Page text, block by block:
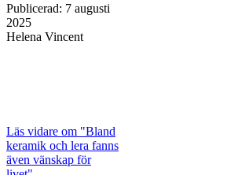
Publicerad: 7 augusti
2025
Helena Vincent
Läs vidare om "Bland
keramik och lera fanns
även vänskap för